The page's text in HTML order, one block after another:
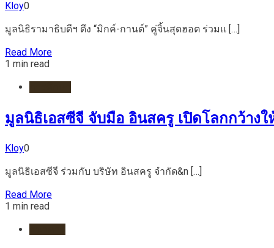
Kloy0
มูลนิธิรามาธิบดีฯ ดึง “มิกค์-กานต์” คู่จิ้นสุดฮอต ร่วมแ […]
Read More
1 min read
มูลนิธิเอสซีจี จับมือ อินสครู เปิดโลกกว้าง
Kloy0
มูลนิธิเอสซีจี ร่วมกับ บริษัท อินสครู จำกัด&n […]
Read More
1 min read